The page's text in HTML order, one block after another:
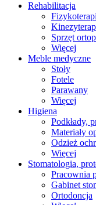
Rehabilitacja
Sprzęt
Więcej
Meble medyczne
Stoły
Fotele
Parawany
Więcej
Higiena
Podkłady,
Materiały
Odzież
Więcej
Stomatologia,
Pracownia
Gabinet
Ortodoncja